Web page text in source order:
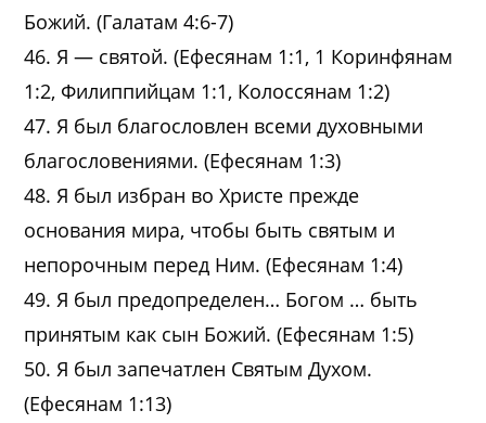
Божий. (Галатам 4:6-7)
46. Я — святой. (Ефесянам 1:1, 1 Коринфянам
1:2, Филиппийцам 1:1, Колоссянам 1:2)
47. Я был благословлен всеми духовными
благословениями. (Ефесянам 1:3)
48. Я был избран во Христе прежде
основания мира, чтобы быть святым и
непорочным перед Ним. (Ефесянам 1:4)
49. Я был предопределен… Богом … быть
принятым как сын Божий. (Ефесянам 1:5)
50. Я был запечатлен Святым Духом.
(Ефесянам 1:13)